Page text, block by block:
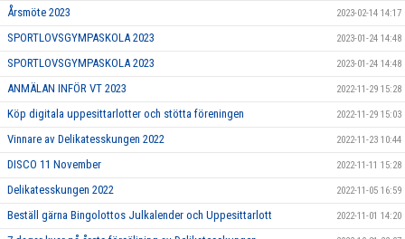
Årsmöte 2023 2023-02-14 14:17
SPORTLOVSGYMPASKOLA 2023 2023-01-24 14:48
SPORTLOVSGYMPASKOLA 2023 2023-01-24 14:48
ANMÄLAN INFÖR VT 2023 2022-11-29 15:28
Köp digitala uppesittarlotter och stötta föreningen 2022-11-29 15:03
Vinnare av Delikatesskungen 2022 2022-11-23 10:44
DISCO 11 November 2022-11-11 15:28
Delikatesskungen 2022 2022-11-05 16:59
Beställ gärna Bingolottos Julkalender och Uppesittarlott 2022-11-01 14:20